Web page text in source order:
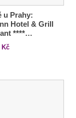
u Prahy:
Hotel & Grill
****…
Kč